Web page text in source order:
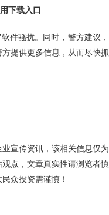
下载入口
件骚扰。同时，警方建议，
提供更多信息，从而尽快抓
宣传资讯，该相关信息仅为
点，文章真实性请浏览者慎
众投资需谨慎！